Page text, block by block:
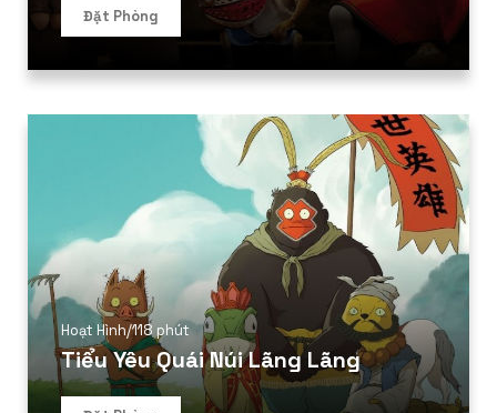
Đặt Phòng
Hoạt Hình/118 phút
Tiểu Yêu Quái Núi Lãng Lãng